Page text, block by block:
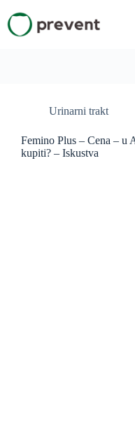
content
Urinarni trakt
Femino Plus – Cena – u
kupiti? – Iskustva